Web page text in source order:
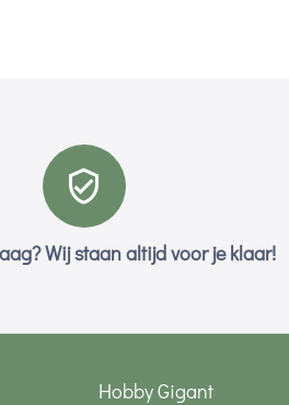
Wij staan altijd voor je klaar!
Hobby Gigant